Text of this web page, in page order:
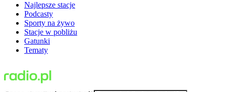
Najlepsze stacje
Podcasty
Sporty na żywo
Stacje w pobliżu
Gatunki
Tematy